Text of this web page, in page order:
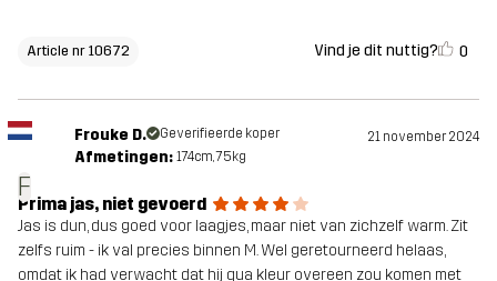
Article nr 10672 Vind je dit nuttig? 0
F
Frouke D. Geverifieerde koper 21 november 2024
Afmetingen: 174cm, 75kg
Prima jas, niet gevoerd
Jas is dun, dus goed voor laagjes, maar niet van zichzelf warm. Zit
zelfs ruim - ik val precies binnen M. Wel geretourneerd helaas,
omdat ik had verwacht dat hij qua kleur overeen zou komen met